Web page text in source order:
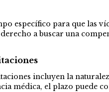
específico para que las
a buscar una
incluyen la
médica, el plazo puede